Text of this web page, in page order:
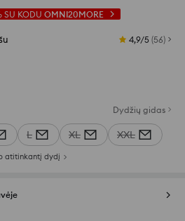
SU KODU OMNI20MORE
4,9/5 (56)
Dydžių gidas
L XL XXL
atitinkantį dydį